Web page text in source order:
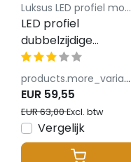
Luksus LED profiel montageklem
LED profiel
dubbelzijdige
montagetape 12mm
3M rood - Extreme
kleefkracht - 30
meter rol
products.more_variants_available
EUR 59,55
EUR 63,00Excl. btw
Vergelijk